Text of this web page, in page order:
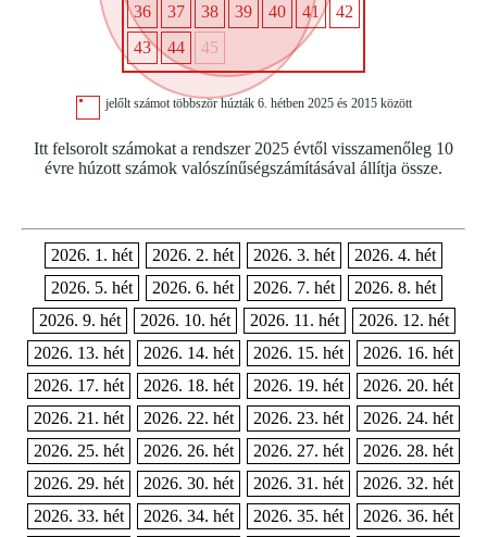
36
37 38 39 40 41
42
43
44 45
jelőlt számot többször húzták 6. hétben 2025 és 2015 között
Itt felsorolt számokat a rendszer 2025 évtől visszamenőleg 10
évre húzott számok valószínűségszámításával állítja össze.
2026. 1. hét 2026. 2. hét 2026. 3. hét
2026. 4. hét
2026. 5. hét
2026. 6. hét 2026. 7. hét
2026. 8. hét
2026. 9. hét
2026. 10. hét 2026. 11. hét
2026. 12. hét
2026. 13. hét
2026. 14. hét 2026. 15. hét
2026. 16. hét
2026. 17. hét
2026. 18. hét 2026. 19. hét
2026. 20. hét
2026. 21. hét
2026. 22. hét 2026. 23. hét
2026. 24. hét
2026. 25. hét
2026. 26. hét 2026. 27. hét
2026. 28. hét
2026. 29. hét
2026. 30. hét 2026. 31. hét
2026. 32. hét
2026. 33. hét
2026. 34. hét 2026. 35. hét
2026. 36. hét